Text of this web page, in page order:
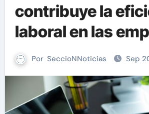
contribuye la
laboral en las
Por SeccioNNoticias Sep